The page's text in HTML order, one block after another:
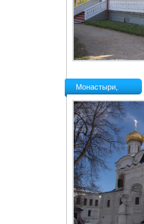
Монастыри,
церкви, часовки